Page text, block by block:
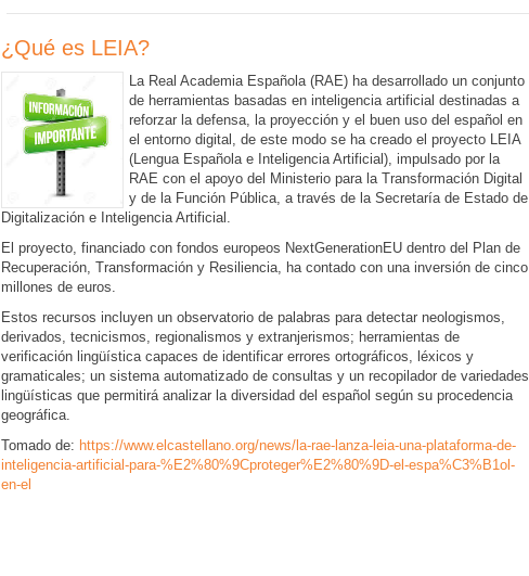
¿Qué es LEIA?
La Real Academia Española (RAE) ha desarrollado un conjunto
de herramientas basadas en inteligencia artificial destinadas a
reforzar la defensa, la proyección y el buen uso del español en
el entorno digital, de este modo se ha creado el proyecto LEIA
(Lengua Española e Inteligencia Artificial), impulsado por la
RAE con el apoyo del Ministerio para la Transformación Digital
y de la Función Pública, a través de la Secretaría de Estado de
Digitalización e Inteligencia Artificial.
El proyecto, financiado con fondos europeos NextGenerationEU dentro del Plan de
Recuperación, Transformación y Resiliencia, ha contado con una inversión de cinco
millones de euros.
Estos recursos incluyen un observatorio de palabras para detectar neologismos,
derivados, tecnicismos, regionalismos y extranjerismos; herramientas de
verificación lingüística capaces de identificar errores ortográficos, léxicos y
gramaticales; un sistema automatizado de consultas y un recopilador de variedades
lingüísticas que permitirá analizar la diversidad del español según su procedencia
geográfica.
Tomado de: https://www.elcastellano.org/news/la-rae-lanza-leia-una-plataforma-de-
inteligencia-artificial-para-%E2%80%9Cproteger%E2%80%9D-el-espa%C3%B1ol-
en-el